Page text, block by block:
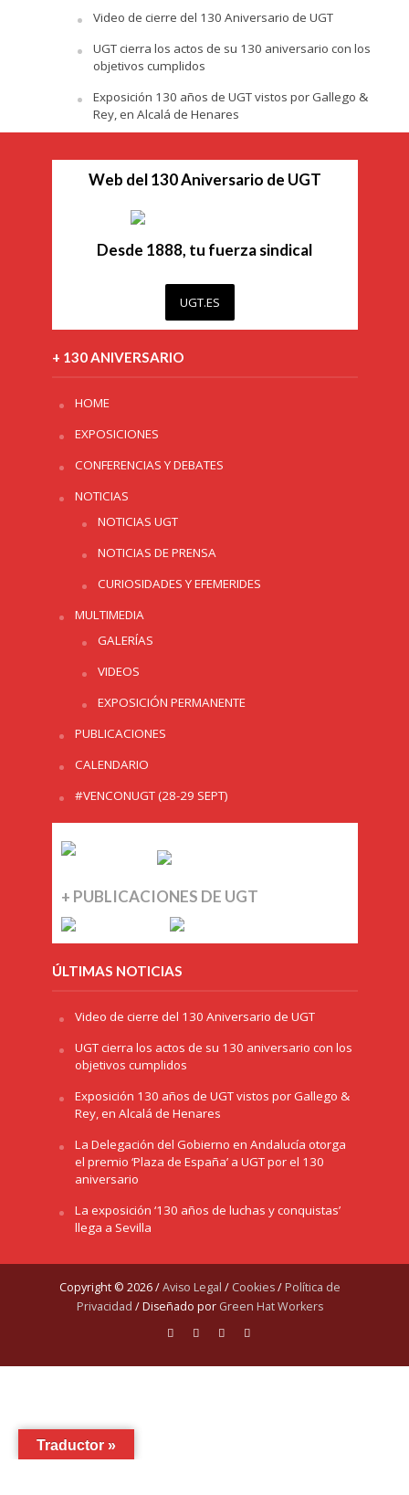
Video de cierre del 130 Aniversario de UGT
UGT cierra los actos de su 130 aniversario con los
objetivos cumplidos
Exposición 130 años de UGT vistos por Gallego &
Rey, en Alcalá de Henares
Web del 130 Aniversario de UGT
Desde 1888, tu fuerza sindical
UGT.ES
+ 130 ANIVERSARIO
HOME
EXPOSICIONES
CONFERENCIAS Y DEBATES
NOTICIAS
NOTICIAS UGT
NOTICIAS DE PRENSA
CURIOSIDADES Y EFEMERIDES
MULTIMEDIA
GALERÍAS
VIDEOS
EXPOSICIÓN PERMANENTE
PUBLICACIONES
CALENDARIO
#VENCONUGT (28-29 SEPT)
+ PUBLICACIONES DE UGT
ÚLTIMAS NOTICIAS
Video de cierre del 130 Aniversario de UGT
UGT cierra los actos de su 130 aniversario con los
objetivos cumplidos
Exposición 130 años de UGT vistos por Gallego &
Rey, en Alcalá de Henares
La Delegación del Gobierno en Andalucía otorga
el premio ‘Plaza de España’ a UGT por el 130
aniversario
La exposición ‘130 años de luchas y conquistas’
llega a Sevilla
Copyright © 2026 /Aviso Legal / Cookies/ Política de
Privacidad / Diseñado por Green Hat Workers
Traductor »